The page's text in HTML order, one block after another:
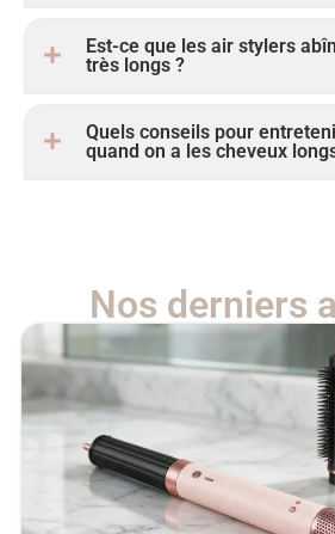
Est-ce que les air stylers
très longs ?
Quels conseils pour
quand on a les cheveux
Nos derniers